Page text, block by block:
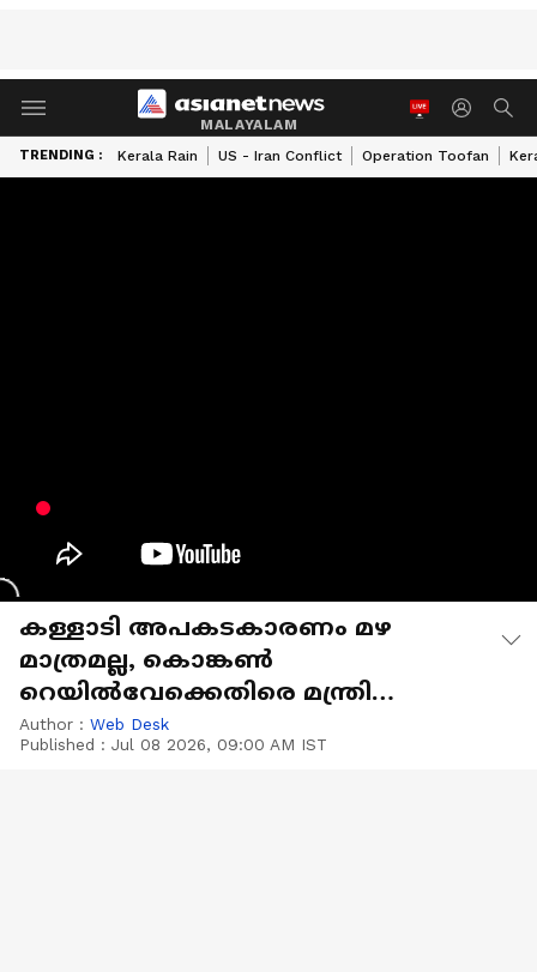
MALAYALAM
TRENDING : Kerala Rain US - Iran Conflict Operation Toofan
കള്ളാടി അപകടകാരണം മഴ
മാത്രമല്ല, കൊങ്കണ്‍
റെയില്‍വേക്കെതിരെ മന്ത്രി
ടി.സിദ്ദിഖ്
Author : Web Desk
Published : Jul 08 2026, 09:00 AM IST